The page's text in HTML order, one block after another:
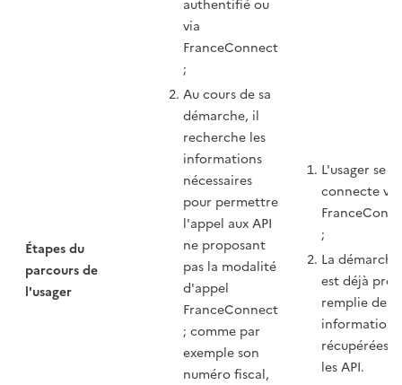
Étapes du
parcours de
l'usager
authentifié ou
via
FranceConnect
;
Au cours de sa
démarche, il
recherche les
informations
nécessaires
pour permettre
l'appel aux API
ne proposant
pas la modalité
d'appel
FranceConnect
; comme par
exemple son
numéro fiscal,
L'usager se
connecte via
;
La démarche
est déjà pré-
remplie des
informations
récupérées
les API.